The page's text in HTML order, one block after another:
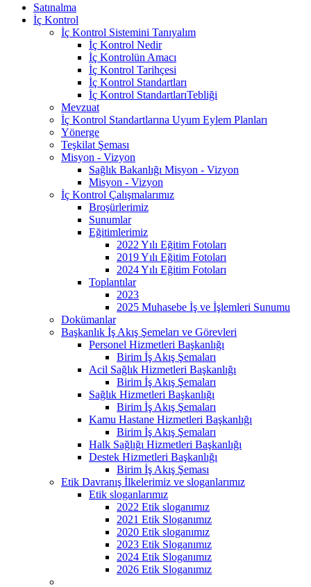
Satınalma
İç Kontrol
İç Kontrol Sistemini Tanıyalım
İç Kontrol Nedir
İç Kontrolün Amacı
İç Kontrol Tarihçesi
İç Kontrol Standartları
İç Kontrol StandartlarıTebliği
Mevzuat
İç Kontrol Standartlarına Uyum Eylem Planları
Yönerge
Teşkilat Şeması
Misyon - Vizyon
Sağlık Bakanlığı Misyon - Vizyon
Misyon - Vizyon
İç Kontrol Çalışmalarımız
Broşürlerimiz
Sunumlar
Eğitimlerimiz
2022 Yılı Eğitim Fotoları
2019 Yılı Eğitim Fotoları
2024 Yılı Eğitim Fotoları
Toplantılar
2023
2025 Muhasebe İş ve İşlemleri Sunumu
Dokümanlar
Başkanlık İş Akış Şemeları ve Görevleri
Personel Hizmetleri Başkanlığı
Birim İş Akış Şemaları
Acil Sağlık Hizmetleri Başkanlığı
Birim İş Akış Şemaları
Sağlık Hizmetleri Başkanlığı
Birim İş Akış Şemaları
Kamu Hastane Hizmetleri Başkanlığı
Birim İş Akış Şemaları
Halk Sağlığı Hizmetleri Başkanlığı
Destek Hizmetleri Başkanlığı
Birim İş Akış Şeması
Etik Davranış İlkelerimiz ve sloganlarımız
Etik sloganlarımız
2022 Etik sloganımız
2021 Etik Sloganımız
2020 Etik sloganımız
2023 Etik Sloganımız
2024 Etik Sloganımız
2026 Etik Sloganımız